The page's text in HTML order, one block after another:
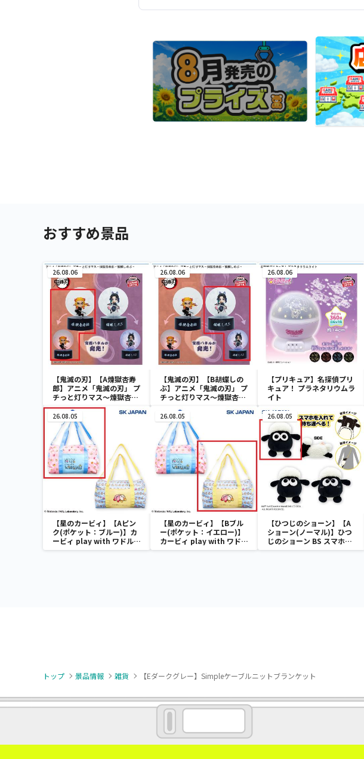
おすすめ景品
26.08.06
【鬼滅の刃】【A煉獄杏寿
郎】アニメ「鬼滅の刃」 プ
チっと灯りマス～煉獄杏寿
郎・胡蝶しのぶ～
26.08.06
【鬼滅の刃】【B胡蝶しの
ぶ】アニメ「鬼滅の刃」 プ
チっと灯りマス～煉獄杏寿
26.08.06
【プリキュア】名探偵プリ
キュア！ プラネタリウムラ
イト
26.08.05
【星のカービィ】【Aピン
ク(ポケット：ブルー)】カ
ービィ play with ワドルデ
ィ ボストンバッグ
26.08.05
【星のカービィ】【Bブル
ー(ポケット：イエロー)】
カービィ play with ワドル
ディ ボストンバッグ
26.08.05
【ひつじのショーン】【A
ショーン(ノーマル)】ひつ
じのショーン BS スマホシ
ョーンルダー
トップ 景品情報 雑貨 【Eダークグレー】Simpleケーブルニットブランケット